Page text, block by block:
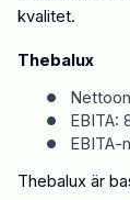
kvalitet.
Thebalux
•
• EBITA:
•
EBITA-
Thebalux är